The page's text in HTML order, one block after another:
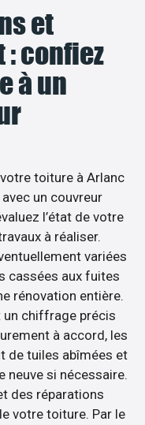
et
confiez
à un
toiture à Arlanc
un couvreur
l’état de votre
à réaliser.
variées
cassées aux fuites
rénovation entière.
un chiffrage précis
à accord, les
de tuiles abîmées et
neuve si nécessaire.
des réparations
votre toiture. Par le